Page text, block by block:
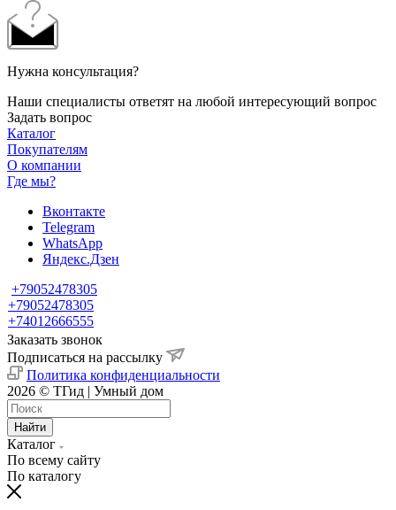
Нужна консультация?
Наши специалисты ответят на любой интересующий вопрос
Задать вопрос
Каталог
Покупателям
О компании
Где мы?
Вконтакте
Telegram
WhatsApp
Яндекс.Дзен
+79052478305
+79052478305
+74012666555
Заказать звонок
Подписаться на рассылку
Политика конфиденциальности
2026 © ТГид | Умный дом
Найти
Каталог
По всему сайту
По каталогу